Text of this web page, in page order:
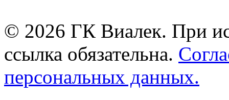
© 2026 ГК Виалек. При
ссылка обязательна.
персональных данных.